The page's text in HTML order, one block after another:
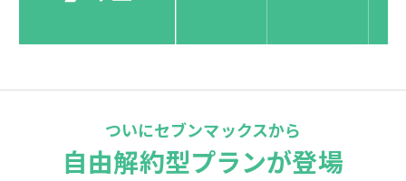
ついにセブンマックスから
自由解約型プランが登場